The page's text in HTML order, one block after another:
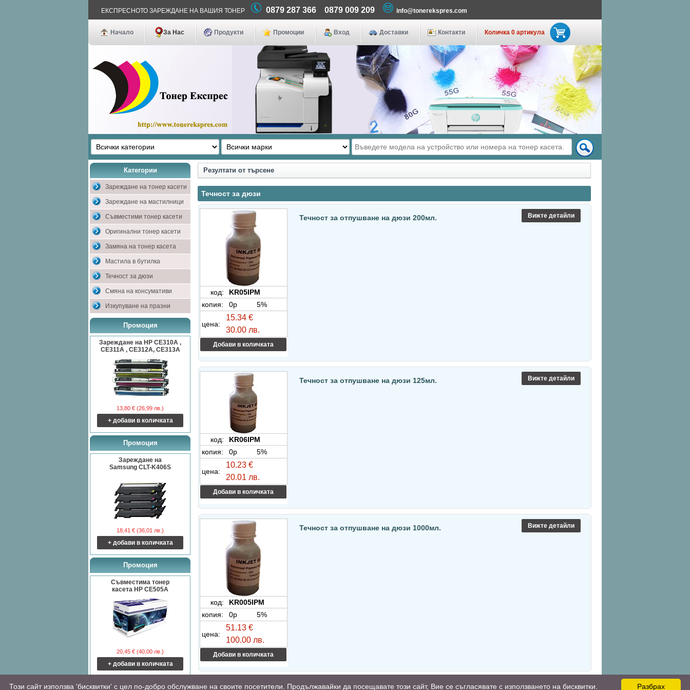
ЕКСПРЕСНОТО ЗАРЕЖДАНЕ НА ВАШИЯ ТОНЕР 0879 287 366 0879 009 209 info@tonerekspres.com
Начало За Нас Продукти Промоции Вход Доставки Контакти Количка 0 артикула
Категории
Зареждане на тонер касети
Зареждане на мастилници
Съвместими тонер касети
Оригинални тонер касети
Замяна на тонер касета
Мастила в бутилка
Течност за дюзи
Смяна на консумативи
Изкупуване на празни
Промоция
Зареждане на HP CE310A ,
CE311A , CE312A, CE313A
13,80 € (26,99 лв.)
+ добави в количката
Промоция
Зареждане на
Samsung CLT-K406S
18,41 € (36,01 лв.)
+ добави в количката
Промоция
Съвместима тонер
касета HP CE505A
20,45 € (40,00 лв.)
+ добави в количката
Резултати от търсене
Течност за дюзи
код:
KR05IPM
копия:
0p 5%
цена:
15.34 €
30.00 лв.
Добави в количката
Течност за отпушване на дюзи 200мл. Вижте детайли
код:
KR06IPM
копия:
0p 5%
цена:
10.23 €
20.01 лв.
Добави в количката
Течност за отпушване на дюзи 125мл. Вижте детайли
код:
KR005IPM
копия:
0p 5%
цена:
51.13 €
100.00 лв.
Добави в количката
Течност за отпушване на дюзи 1000мл. Вижте детайли
Начало За Нас Продукти Промоции Вход Доставки Контакти Разбрах
Този сайт използва 'бисквитки' с цел по-добро обслужване на своите посетители. Продължавайки да посещавате този сайт, Вие се съгласявате с използването на бисквитки.